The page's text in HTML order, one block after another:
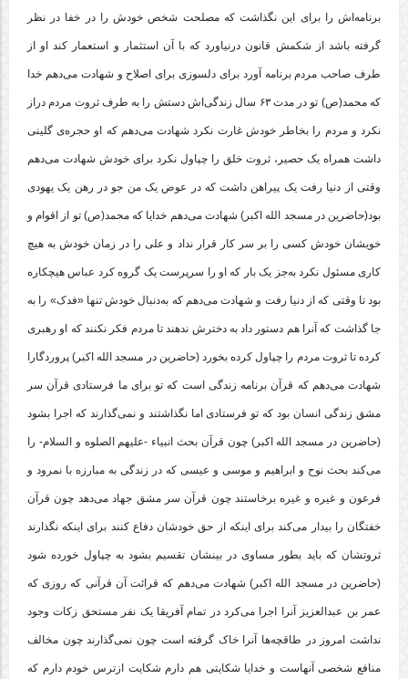
برنامه‌اش را برای این نگذاشت که مصلحت شخص خودش را در خفا در نظر
گرفته باشد از شکمش قانون درنیاورد که با آن استثمار و استعمار کند او از
طرف صاحب مردم برنامه آورد برای دلسوزی برای اصلاح و شهادت می‌دهم خدا
که محمد(ص) تو در مدت ۶۳ سال زندگی‌اش دستش را به طرف ثروت مردم دراز
نکرد و مردم را بخاطر خودش غارت نکرد شهادت می‌دهم که او حجره‌ی گلینی
داشت همراه یک حصیر، ثروت خلق را چپاول نکرد برای خودش شهادت می‌دهم
وقتی از دنیا رفت یک پیراهن داشت که در عوض یک من جو در رهن یک یهودی
بود(حاضرین در مسجد الله اکبر) شهادت می‌دهم خدایا که محمد(ص) تو از اقوام و
خویشان خودش کسی را بر سر کار قرار نداد و علی را در زمان خودش به هیچ
کاری مسئول نکرد به‌جز یک بار که او را سرپرست یک گروه کرد عباس هیچکاره
بود تا وقتی که از دنیا رفت و شهادت می‌دهم که به‌دنبال خودش تنها «فدک» را به
جا گذاشت که آنرا هم دستور داد به دخترش ندهند تا مردم فکر نکنند که او رهبری
کرده تا ثروت مردم را چپاول کرده بخورد (حاضرین در مسجد الله اکبر) پروردگارا
شهادت می‌دهم که قرآن برنامه زندگی است که تو برای ما فرستادی قرآن سر
مشق زندگی انسان بود که تو فرستادی اما نگذاشتند و نمی‌گذارند که اجرا بشود
(حاضرین در مسجد الله اکبر) چون قرآن بحث انبیاء -علیهم الصلوه و السلام- را
می‌کند بحث نوح و ابراهیم و موسی و عیسی که در زندگی به مبارزه با نمرود و
فرعون و غیره و غیره برخاستند چون قرآن سر مشق جهاد می‌دهد چون قرآن
خفتگان را بیدار می‌کند برای اینکه از حق خودشان دفاع کنند برای اینکه نگذارند
ثروتشان که باید بطور مساوی در بینشان تقسیم بشود به چپاول خورده شود
(حاضرین در مسجد الله اکبر) شهادت می‌دهم که قرائت آن قرآنی که روزی که
عمر بن عبدالعزیز آنرا اجرا می‌کرد در تمام آفریقا یک نفر مستحق زکات وجود
نداشت امروز در طاقچه‌ها آنرا خاک گرفته است چون نمی‌گذارند چون مخالف
منافع شخصی آنهاست و خدایا شکایتی هم دارم شکایت از‌ترس خودم دارم که